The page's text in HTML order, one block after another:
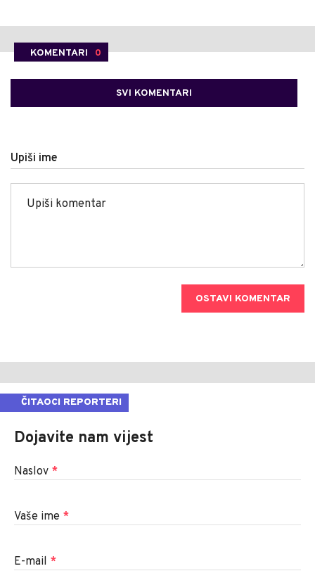
KOMENTARI 0
SVI KOMENTARI
Upiši ime
OSTAVI KOMENTAR
ČITAOCI REPORTERI
Dojavite nam vijest
Naslov *
Vaše ime *
E-mail *